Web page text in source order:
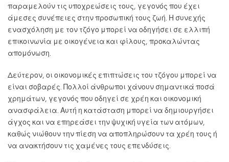
παραμελούν τις υποχρεώσεις τους, γεγονός που έχει
άμεσες συνέπειες στην προσωπική τους ζωή. Η συνεχής
ενασχόληση με τον τζόγο μπορεί να οδηγήσει σε ελλιπή
επικοινωνία με οικογένεια και φίλους, προκαλώντας
απομόνωση.
Δεύτερον, οι οικονομικές επιπτώσεις του τζόγου μπορεί να
είναι σοβαρές. Πολλοί άνθρωποι χάνουν σημαντικά ποσά
χρημάτων, γεγονός που οδηγεί σε χρέη και οικονομική
ανασφάλεια. Αυτή η κατάσταση μπορεί να δημιουργήσει
άγχος και να επηρεάσει την ψυχική υγεία των ατόμων,
καθώς νιώθουν την πίεση να αποπληρώσουν τα χρέη τους ή
να ανακτήσουν τις χαμένες τους επενδύσεις.